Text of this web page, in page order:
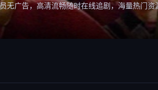
无广告，高清流畅随时在线追剧，海量热门资